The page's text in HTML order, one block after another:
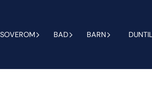
SOVEROM BAD BARN